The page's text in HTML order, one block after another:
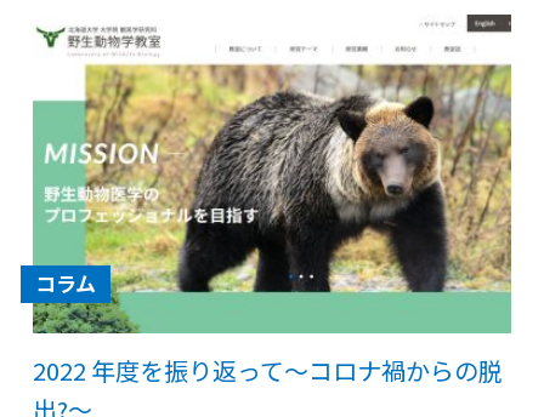
コラム
2022 年度を振り返って〜コロナ禍からの脱
出?〜